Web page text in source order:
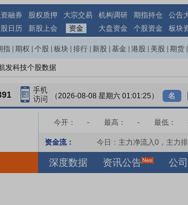
融券 股权质押 大宗交易 机构调研 期指持仓
公告
日历 新股上会 资金 大盘资金 个股资金 板块
指 期权 个股 板块 排行 新股 基金 港股 美股 期货
发科技个股数据
（2026-08-08 星期六 01:01:25） 名
今开： - 最高： - 最低：
资金流： 今日：主力净流入0 ，主力
深度数据 资讯公告 公